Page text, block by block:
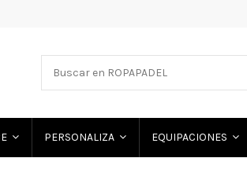
PERSONALIZA EQUIPACIONES